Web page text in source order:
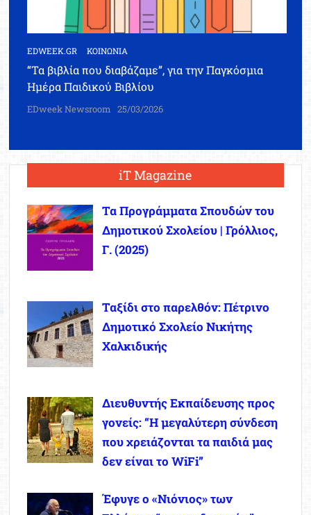
EDWEEK.GR ΚΟΙΝΩΝΙΑ
“Τα βιβλία που διαβάζαμε”, για την Παγκόσμια
Ημέρα Παιδικού Βιβλίου
EDweek Newsroom 25/03/2026
iT Magazine
Τα Προγράμματα Σπουδών του
Δημοτικού Σχολείου | Γρόλλιος,
Γ. (2025)
Ταξίδι στο παρελθόν: Πέτρινο
Δημοτικό Σχολείο Νικήτης
Χαλκιδικής
Διευθυντής Εκπαίδευσης προς
γονείς: “Η μεγαλύτερη σύνδεση
που χρειάζονται τα παιδιά μας
δεν είναι το WiFi”
Έφυγε ο «Νιόνιος» των